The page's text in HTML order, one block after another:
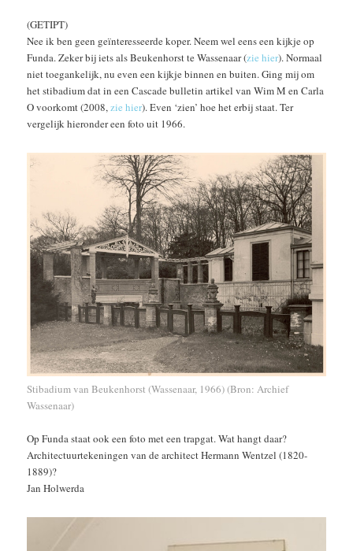
(GETIPT)
Nee ik ben geen geïnteresseerde koper. Neem wel eens een kijkje op
Funda. Zeker bij iets als Beukenhorst te Wassenaar (zie hier). Normaal
niet toegankelijk, nu even een kijkje binnen en buiten. Ging mij om
het stibadium dat in een Cascade bulletin artikel van Wim M en Carla
O voorkomt (2008,zie hier). Even ‘zien’ hoe het erbij staat. Ter
vergelijk hieronder een foto uit 1966.
Stibadium van Beukenhorst (Wassenaar, 1966) (Bron: Archief
Wassenaar)
Op Funda staat ook een foto met een trapgat. Wat hangt daar?
Architectuurtekeningen van de architect Hermann Wentzel (1820-
1889)?
Jan Holwerda